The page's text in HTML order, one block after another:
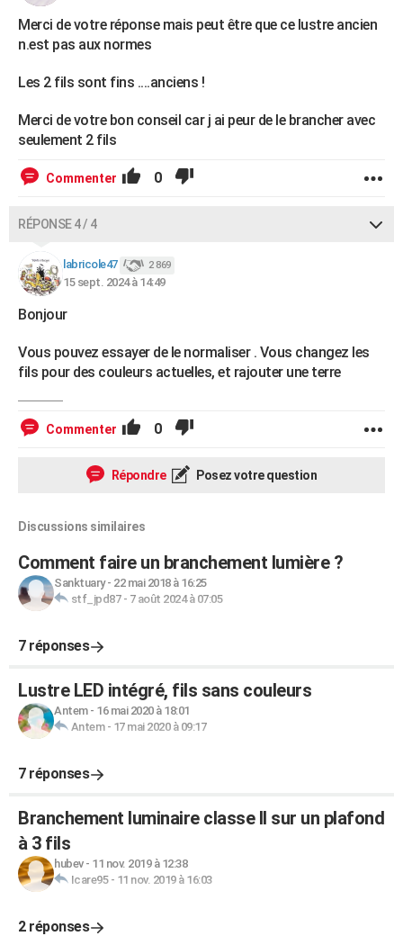
Merci de votre réponse mais peut être que ce lustre ancien
n.est pas aux normes
Les 2 fils sont fins ....anciens !
Merci de votre bon conseil car j ai peur de le brancher avec
seulement 2 fils
Commenter 0
RÉPONSE 4 / 4
labricole47 2 869
15 sept. 2024 à 14:49
Bonjour
Vous pouvez essayer de le normaliser . Vous changez les
fils pour des couleurs actuelles, et rajouter une terre
Commenter 0
Répondre Posez votre question
Discussions similaires
Comment faire un branchement lumière ?
Sanktuary- 22 mai 2018 à 16:25
stf_jpd87- 7 août 2024 à 07:05
7 réponses
Lustre LED intégré, fils sans couleurs
Antem- 16 mai 2020 à 18:01
Antem- 17 mai 2020 à 09:17
7 réponses
Branchement luminaire classe II sur un plafond
à 3 fils
hubev- 11 nov. 2019 à 12:38
Icare95- 11 nov. 2019 à 16:03
2 réponses